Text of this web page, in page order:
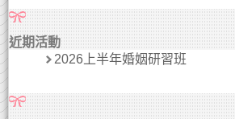
近期活動
2026上半年婚姻研習班